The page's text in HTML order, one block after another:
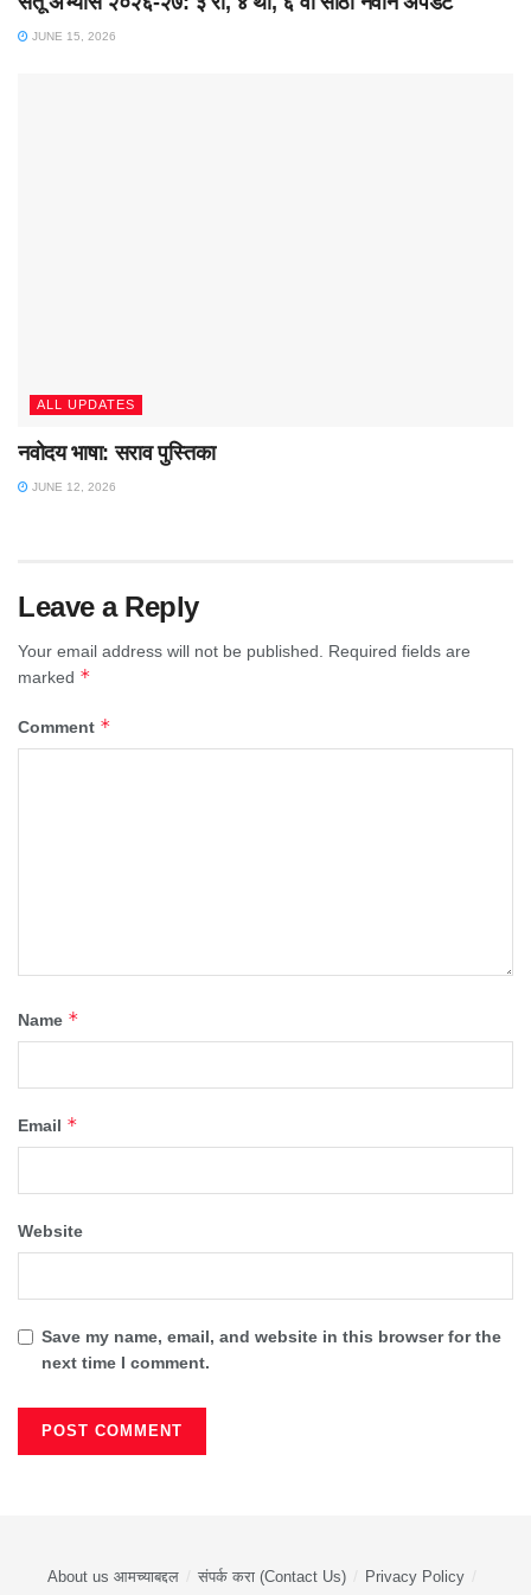
JUNE 15, 2026
ALL UPDATES
नवोदय भाषा: सराव पुस्तिका
JUNE 12, 2026
Leave a Reply
Your email address will not be published. Required fields are
marked *
Comment *
Name *
Email *
Website
Save my name, email, and website in this browser for the
next time I comment.
About us आमच्याबद्दल संपर्क करा (Contact Us) Privacy Policy